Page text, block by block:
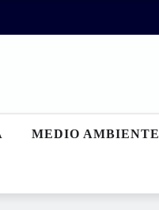
MEDIO AMBIENTE